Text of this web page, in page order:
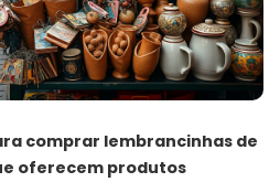
comprar lembrancinhas de
oferecem produtos